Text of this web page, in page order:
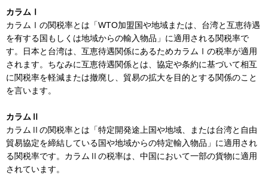
カラムⅠ
カラムⅠの関税率とは「WTO加盟国や地域または、台湾と互恵待遇
を有する国もしくは地域からの輸入物品」に適用される関税率で
す。日本と台湾は、互恵待遇関係にあるためカラムⅠの税率が適用
されます。ちなみに互恵待遇関係とは、協定や条約に基づいて相互
に関税率を軽減または撤廃し、貿易の拡大を目的とする関係のこと
を言います。
カラムⅡ
カラムⅡの関税率とは「特定開発途上国や地域、または台湾と自由
貿易協定を締結している国や地域からの特定輸入物品」に適用され
る関税率です。カラムⅡの税率は、中国において一部の貨物に適用
されています。